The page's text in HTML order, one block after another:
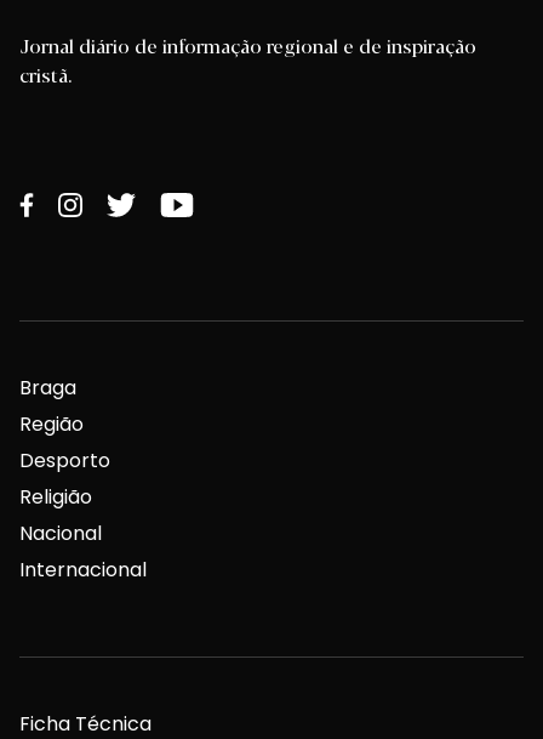
Jornal diário de informação regional e de inspiração
cristã.
Braga
Região
Desporto
Religião
Nacional
Internacional
Ficha Técnica